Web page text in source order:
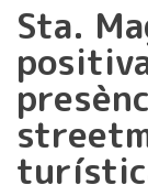
Sta.